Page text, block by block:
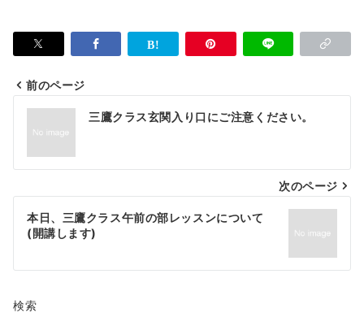
投
ナ
ビ
ゲ
ー
シ
ョ
前のページ
三鷹クラス玄関入り口にご注意ください。
次のページ
本日、三鷹クラス午前の部レッスンについて
(開講します)
検索